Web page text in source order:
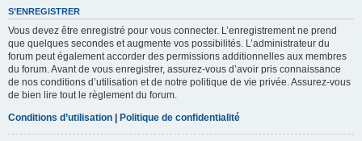
S’ENREGISTRER
Vous devez être enregistré pour vous connecter. L’enregistrement ne prend
que quelques secondes et augmente vos possibilités. L’administrateur du
forum peut également accorder des permissions additionnelles aux membres
du forum. Avant de vous enregistrer, assurez-vous d’avoir pris connaissance
de nos conditions d’utilisation et de notre politique de vie privée. Assurez-vous
de bien lire tout le règlement du forum.
Conditions d’utilisation | Politique de confidentialité